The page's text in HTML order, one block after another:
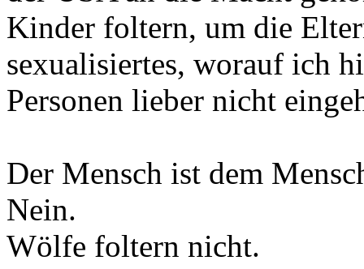
Kinder foltern, um die
sexualisiertes, worauf ich
Personen lieber nicht
Der Mensch ist dem
Nein.
Wölfe foltern nicht.